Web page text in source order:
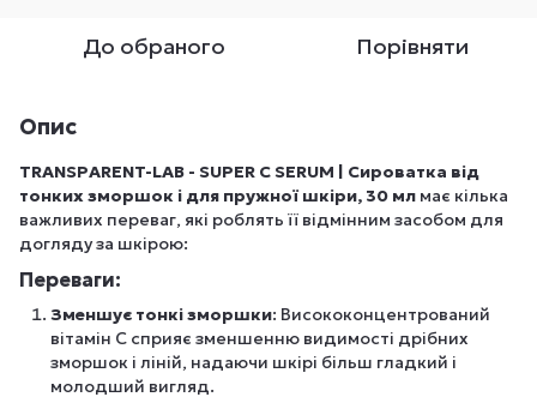
До обраного Порівняти
Опис
TRANSPARENT-LAB - SUPER C SERUM | Сироватка від
тонких зморшок і для пружної шкіри, 30 мл має кілька
важливих переваг, які роблять її відмінним засобом для
догляду за шкірою:
Переваги:
Зменшує тонкі зморшки: Висококонцентрований
вітамін C сприяє зменшенню видимості дрібних
зморшок і ліній, надаючи шкірі більш гладкий і
молодший вигляд.